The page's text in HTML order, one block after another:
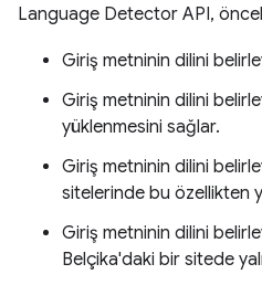
Language Detector API,
Giriş metninin dilini
Giriş metninin dilini
yüklenmesini sağlar.
Giriş metninin dilini
sitelerinde bu özellikten
Giriş metninin dilini
Belçika'daki bir sitede